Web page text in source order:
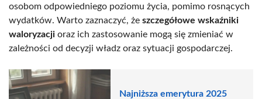
osobom odpowiedniego poziomu życia, pomimo rosnących
wydatków. Warto zaznaczyć, że szczegółowe wskaźniki
waloryzacji oraz ich zastosowanie mogą się zmieniać w
zależności od decyzji władz oraz sytuacji gospodarczej.
Najniższa emerytura 2025